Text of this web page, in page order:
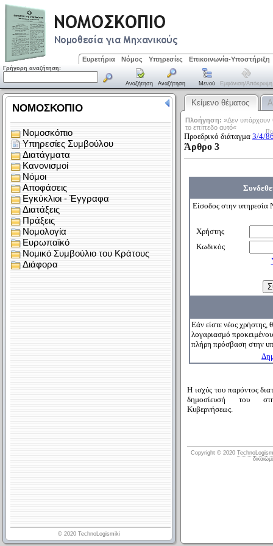
Ευρετήρια Νόμος Υπηρεσίες Επικοινωνία-Υποστήριξη
Γρήγορη αναζήτηση:
Αναζήτηση Αναζήτηση Μενού Εμφάνιση/απόκρυψη
Κείμενο θέματος